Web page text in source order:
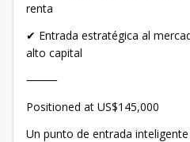
renta
✔ Entrada estratégica al
alto capital
⸻
Positioned at US$145,000
Un punto de entrada